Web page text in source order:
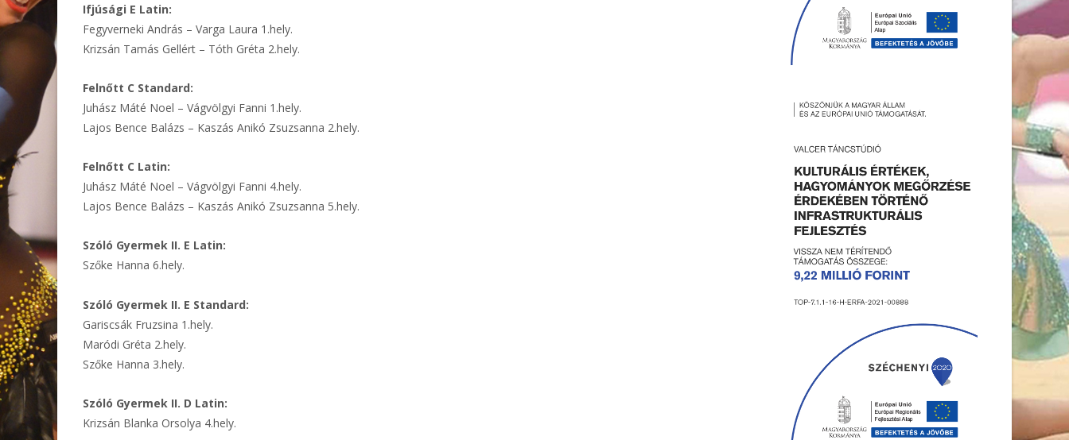
Ifjúsági E Latin:
Fegyverneki András – Varga Laura 1.hely.
Krizsán Tamás Gellért – Tóth Gréta 2.hely.
Felnőtt C Standard:
Juhász Máté Noel – Vágvölgyi Fanni 1.hely.
Lajos Bence Balázs – Kaszás Anikó Zsuzsanna 2.hely.
Felnőtt C Latin:
Juhász Máté Noel – Vágvölgyi Fanni 4.hely.
Lajos Bence Balázs – Kaszás Anikó Zsuzsanna 5.hely.
Szóló Gyermek II. E Latin:
Szőke Hanna 6.hely.
Szóló Gyermek II. E Standard:
Gariscsák Fruzsina 1.hely.
Maródi Gréta 2.hely.
Szőke Hanna 3.hely.
Szóló Gyermek II. D Latin:
Krizsán Blanka Orsolya 4.hely.